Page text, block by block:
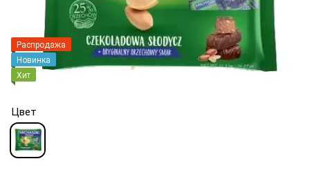
Распродажа
Новинка
Хит
Цвет